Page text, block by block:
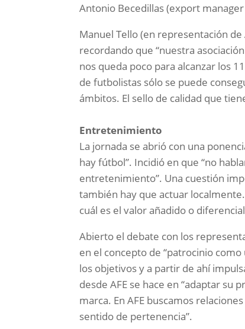
Antonio Becedillas (export
Manuel Tello (en representación
recordando que “nuestra
nos queda poco para alcanzar los
de futbolistas sólo se puede
ámbitos. El sello de calidad que
Entretenimiento
La jornada se abrió con una
hay fútbol”. Incidió en que “no
entretenimiento”. Una cuestión
también hay que actuar
cuál es el valor añadido o
Abierto el debate con los
en el concepto de “patrocinio
los objetivos y a partir de ahí
desde AFE se hace en “adaptar su
marca. En AFE buscamos
sentido de pertenencia”.